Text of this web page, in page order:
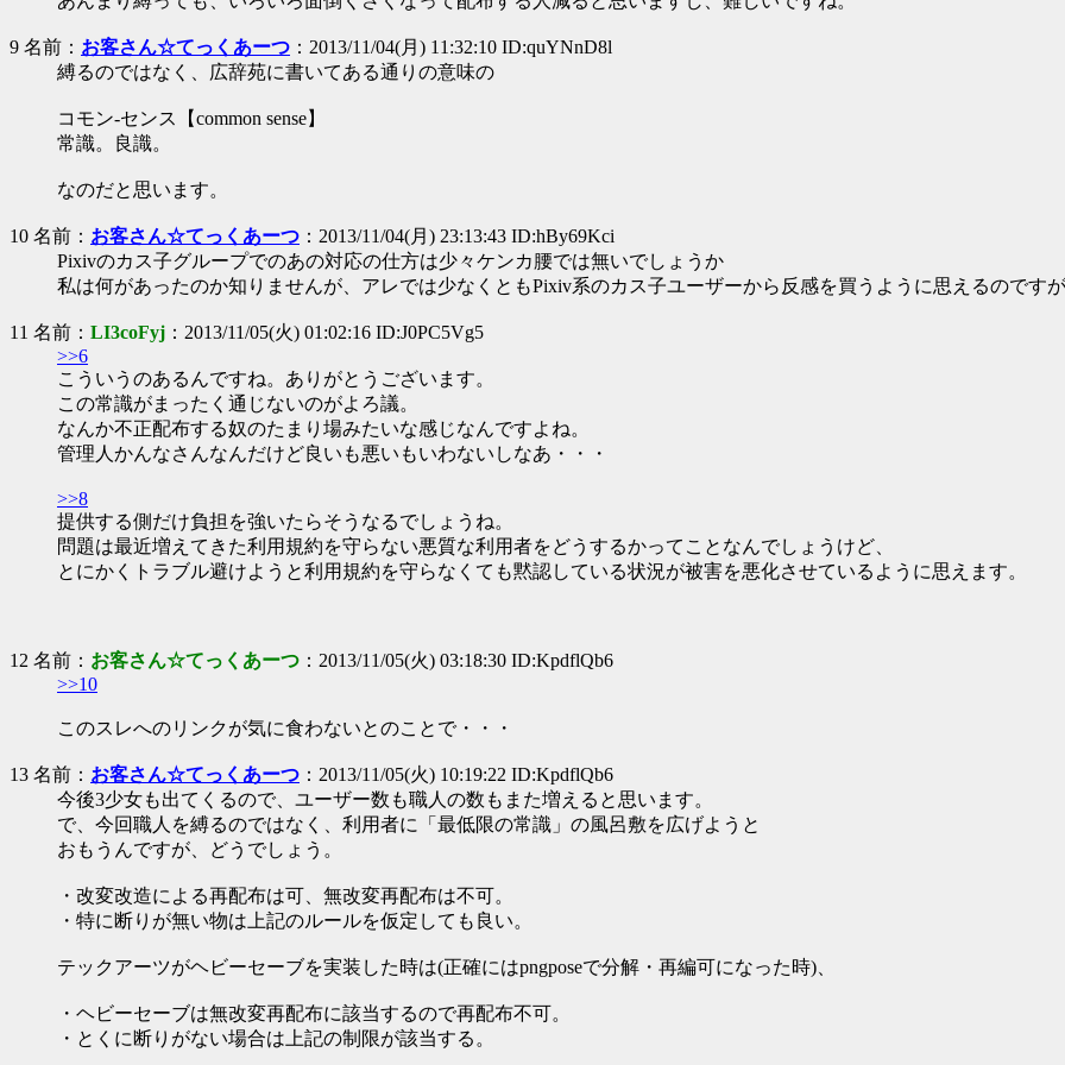
9 名前： お客さん☆てっくあーつ ：2013/11/04(月) 11:32:10 ID:quYNnD8l
縛るのではなく、広辞苑に書いてある通りの意味の
コモン‐センス【common sense】
常識。良識。
なのだと思います。
10 名前： お客さん☆てっくあーつ ：2013/11/04(月) 23:13:43 ID:hBy69Kci
Pixivのカス子グループでのあの対応の仕方は少々ケンカ腰では無いでしょうか
私は何があったのか知りませんが、アレでは少なくともPixiv系のカス子ユーザーから反感を買うように思えるのですが
11 名前： LI3coFyj ：2013/11/05(火) 01:02:16 ID:J0PC5Vg5
>>6
こういうのあるんですね。ありがとうございます。
この常識がまったく通じないのがよろ議。
なんか不正配布する奴のたまり場みたいな感じなんですよね。
管理人かんなさんなんだけど良いも悪いもいわないしなあ・・・
>>8
提供する側だけ負担を強いたらそうなるでしょうね。
問題は最近増えてきた利用規約を守らない悪質な利用者をどうするかってことなんでしょうけど、
とにかくトラブル避けようと利用規約を守らなくても黙認している状況が被害を悪化させているように思えます。
12 名前： お客さん☆てっくあーつ ：2013/11/05(火) 03:18:30 ID:KpdflQb6
>>10
このスレへのリンクが気に食わないとのことで・・・
13 名前： お客さん☆てっくあーつ ：2013/11/05(火) 10:19:22 ID:KpdflQb6
今後3少女も出てくるので、ユーザー数も職人の数もまた増えると思います。
で、今回職人を縛るのではなく、利用者に「最低限の常識」の風呂敷を広げようと
おもうんですが、どうでしょう。
・改変改造による再配布は可、無改変再配布は不可。
・特に断りが無い物は上記のルールを仮定しても良い。
テックアーツがヘビーセーブを実装した時は(正確にはpngposeで分解・再編可になった時)、
・ヘビーセーブは無改変再配布に該当するので再配布不可。
・とくに断りがない場合は上記の制限が該当する。